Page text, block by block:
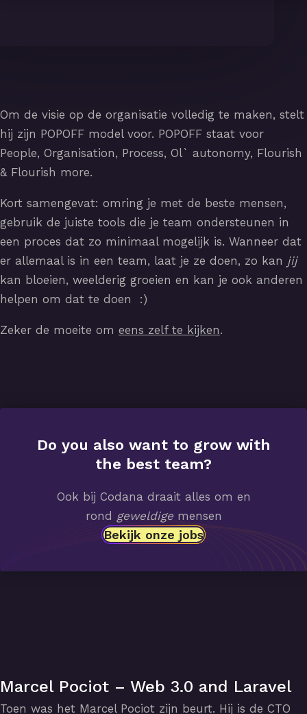
Om de visie op de organisatie volledig te maken, stelt
hij zijn POPOFF model voor. POPOFF staat voor
People, Organisation, Process, Ol` autonomy, Flourish
& Flourish more.
Kort samengevat: omring je met de beste mensen,
gebruik de juiste tools die je team ondersteunen in
een proces dat zo minimaal mogelijk is. Wanneer dat
er allemaal is in een team, laat je ze doen, zo kan jij
kan bloeien, weelderig groeien en kan je ook anderen
helpen om dat te doen :)
Zeker de moeite om eens zelf te kijken.
Do you also want to grow with
the best team?
Ook bij Codana draait alles om en
rond geweldige mensen
Bekijk onze jobs
Marcel Pociot – Web 3.0 and Laravel
Toen was het Marcel Pociot zijn beurt. Hij is de CTO